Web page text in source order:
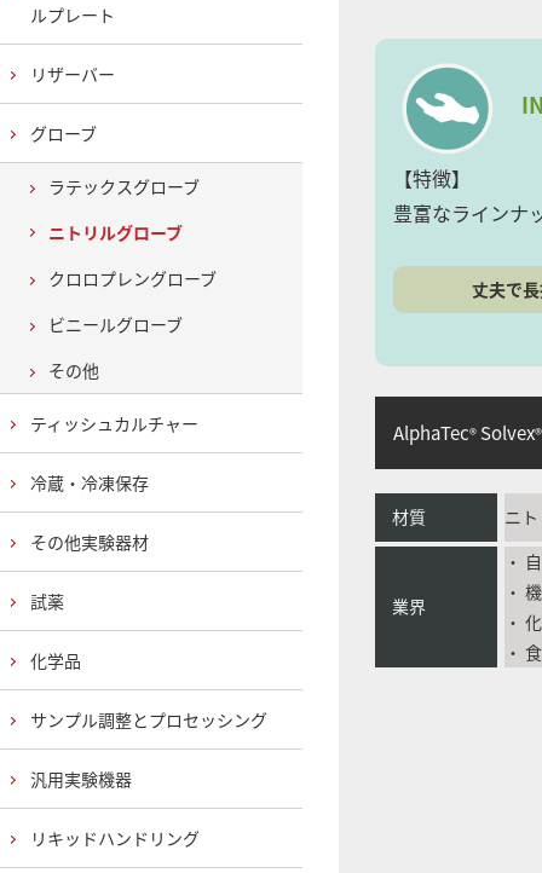
【特徴】
豊富なラインナ
丈夫で
AlphaTec® Solvex®
材質 ニ
業界
・
・
・
・
ルプレート
リザーバー
グローブ
ラテックスグローブ
ニトリルグローブ
クロロプレングローブ
ビニールグローブ
その他
ティッシュカルチャー
冷蔵・冷凍保存
その他実験器材
試薬
化学品
サンプル調整とプロセッシング
汎用実験機器
リキッドハンドリング